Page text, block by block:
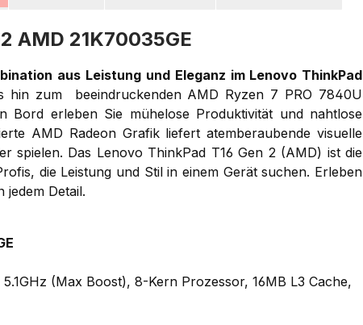
AMD 21K70035GE
aus Leistung und Eleganz im Lenovo ThinkPad
hin zum beeindruckenden AMD Ryzen 7 PRO 7840U
Bord erleben Sie mühelose Produktivität und nahtlose
AMD Radeon Grafik liefert atemberaubende visuelle
spielen. Das Lenovo ThinkPad T16 Gen 2 (AMD) ist die
die Leistung und Stil in einem Gerät suchen. Erleben
jedem Detail.
(Max Boost), 8-Kern Prozessor, 16MB L3 Cache,